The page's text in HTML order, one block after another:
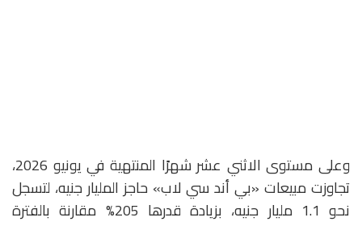
وعلى مستوى الاثني عشر شهرًا المنتهية في يونيو 2026،
تجاوزت مبيعات «بي أند سي لاب» حاجز المليار جنيه، لتسجل
نحو 1.1 مليار جنيه، بزيادة قدرها 205% مقارنة بالفترة